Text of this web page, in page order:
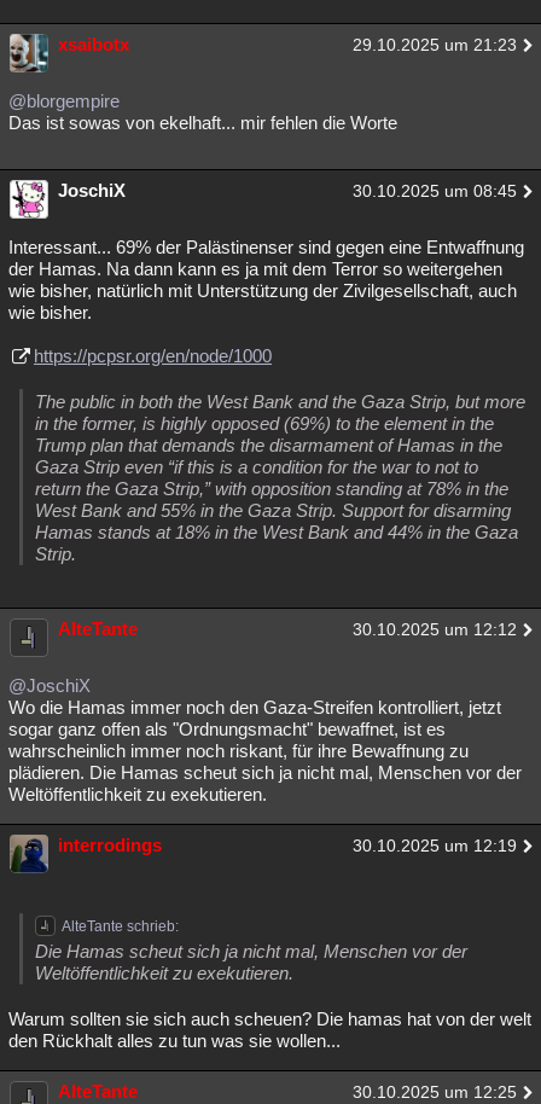
xsaibotx 29.10.2025 um 21:23
@blorgempire
Das ist sowas von ekelhaft... mir fehlen die Worte
JoschiX 30.10.2025 um 08:45
Interessant... 69% der Palästinenser sind gegen eine Entwaffnung
der Hamas. Na dann kann es ja mit dem Terror so weitergehen
wie bisher, natürlich mit Unterstützung der Zivilgesellschaft, auch
wie bisher.
https://pcpsr.org/en/node/1000
The public in both the West Bank and the Gaza Strip, but more
in the former, is highly opposed (69%) to the element in the
Trump plan that demands the disarmament of Hamas in the
Gaza Strip even “if this is a condition for the war to not to
return the Gaza Strip,” with opposition standing at 78% in the
West Bank and 55% in the Gaza Strip. Support for disarming
Hamas stands at 18% in the West Bank and 44% in the Gaza
Strip.
AlteTante 30.10.2025 um 12:12
@JoschiX
Wo die Hamas immer noch den Gaza-Streifen kontrolliert, jetzt
sogar ganz offen als "Ordnungsmacht" bewaffnet, ist es
wahrscheinlich immer noch riskant, für ihre Bewaffnung zu
plädieren. Die Hamas scheut sich ja nicht mal, Menschen vor der
Weltöffentlichkeit zu exekutieren.
interrodings 30.10.2025 um 12:19
AlteTante schrieb:
Die Hamas scheut sich ja nicht mal, Menschen vor der
Weltöffentlichkeit zu exekutieren.
Warum sollten sie sich auch scheuen? Die hamas hat von der welt
den Rückhalt alles zu tun was sie wollen...
AlteTante 30.10.2025 um 12:25